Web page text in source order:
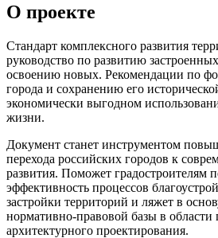
О проекте
Стандарт комплексного развития
руководство по развитию
освоению новых. Рекомендации по
города и сохранению его
экономически выгодном
жизни.
Документ станет инструментом
перехода российских городов к
развития. Поможет градостроителям
эффективность процессов
застройки территорий и ляжет в
нормативно-правовой базы в области
архитектурного проектирования.